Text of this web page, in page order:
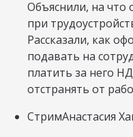
Объяснили, на что
при
Рассказали, как
подавать на
платить за него
отстранять от
СтримАнастасия